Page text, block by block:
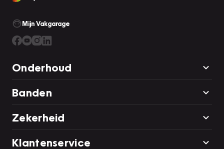
Mijn Vakgarage
Onderhoud
Banden
Zekerheid
Klantenservice